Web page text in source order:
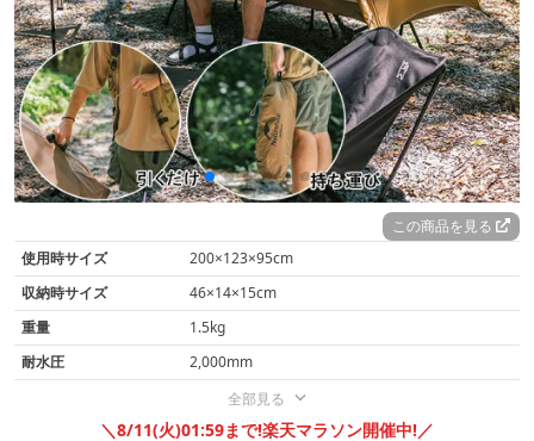
この商品を見る
使用時サイズ
200×123×95cm
収納時サイズ
46×14×15cm
重量
1.5kg
耐水圧
2,000mm
全部見る
＼8/11(火)01:59まで!楽天マラソン開催中!／